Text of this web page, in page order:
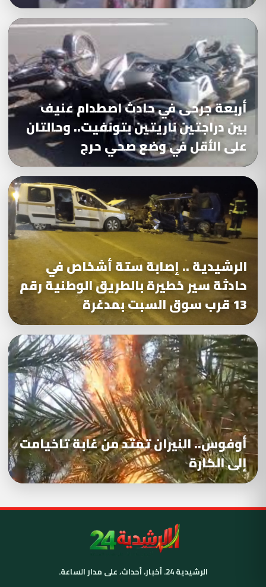
أربعة جرحى في حادث اصطدام عنيف
بين دراجتين ناريتين بتونفيت.. وحالتان
على الأقل في وضع صحي حرج
الرشيدية .. إصابة ستة أشخاص في
حادثة سير خطيرة بالطريق الوطنية رقم
13 قرب سوق السبت بمدغرة
أوفوس.. النيران تمتد من غابة تاخيامت
إلى الكارة
الرشيدية 24. أخبار، أحداث، على مدار الساعة.